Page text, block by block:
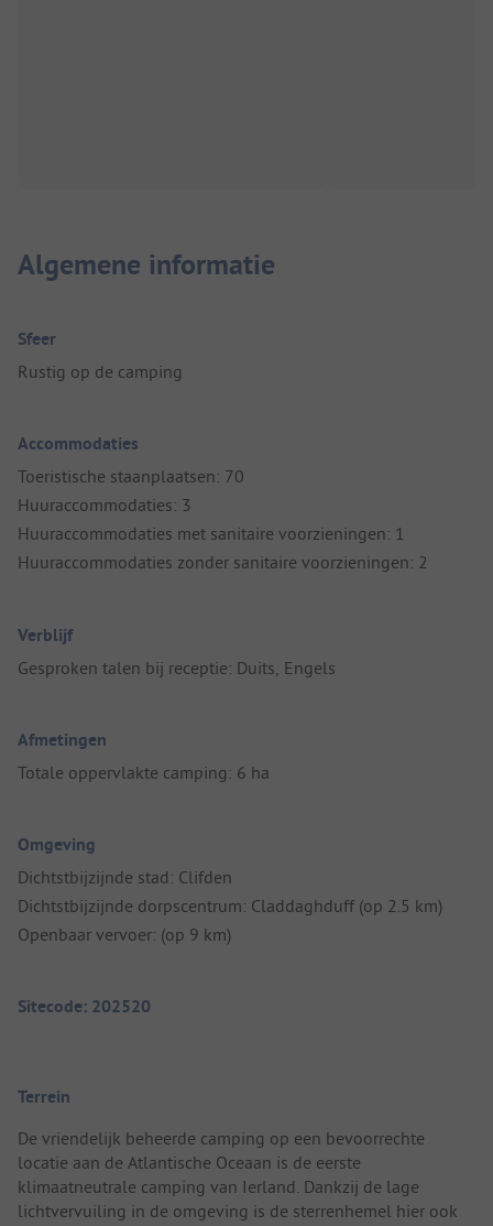
Algemene informatie
Sfeer
Rustig op de camping
Accommodaties
Toeristische staanplaatsen: 70
Huuraccommodaties: 3
Huuraccommodaties met sanitaire voorzieningen: 1
Huuraccommodaties zonder sanitaire voorzieningen: 2
Verblijf
Gesproken talen bij receptie: Duits, Engels
Afmetingen
Totale oppervlakte camping: 6 ha
Omgeving
Dichtstbijzijnde stad: Clifden
Dichtstbijzijnde dorpscentrum: Claddaghduff (op 2.5 km)
Openbaar vervoer: (op 9 km)
Sitecode: 202520
Terrein
De vriendelijk beheerde camping op een bevoorrechte
locatie aan de Atlantische Oceaan is de eerste
klimaatneutrale camping van Ierland. Dankzij de lage
lichtvervuiling in de omgeving is de sterrenhemel hier ook